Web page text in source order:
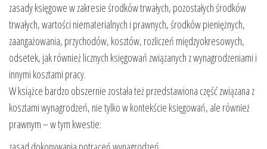
zasady księgowe w zakresie środków trwałych, pozostałych środków
trwałych, wartości niematerialnych i prawnych, środków pieniężnych,
zaangażowania, przychodów, kosztów, rozliczeń międzyokresowych,
odsetek, jak również licznych księgowań związanych z wynagrodzeniami i
innymi kosztami pracy.
W książce bardzo obszernie została też przedstawiona część związana z
kosztami wynagrodzeń, nie tylko w kontekście księgowań, ale również
prawnym – w tym kwestie: